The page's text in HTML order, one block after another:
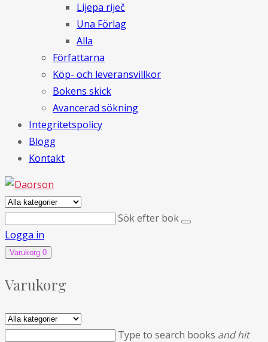
Lijepa riječ
Una Förlag
Alla
Författarna
Köp- och leveransvillkor
Bokens skick
Avancerad sökning
Integritetspolicy
Blogg
Kontakt
Sök efter bok
Logga in
Varukorg 0
Varukorg
Type to search books and hit